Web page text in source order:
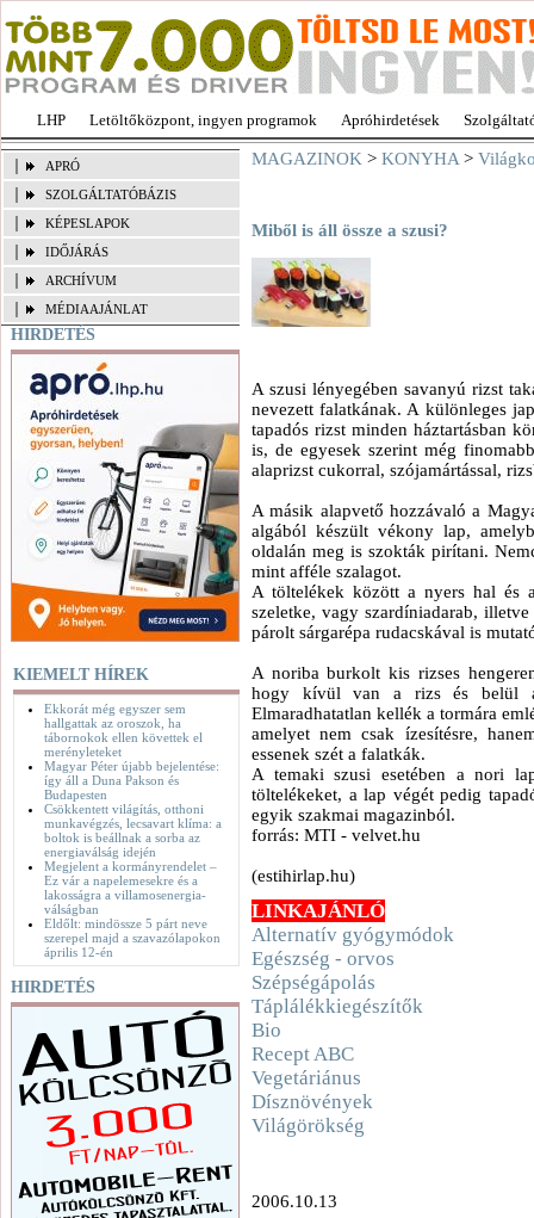
LHP Letöltőközpont, ingyen programok Apróhirdetések
APRÓ
SZOLGÁLTATÓBÁZIS
KÉPESLAPOK
IDŐJÁRÁS
ARCHÍVUM
MÉDIAAJÁNLAT
HIRDETÉS
KIEMELT HÍREK
Ekkorát még egyszer sem
hallgattak az oroszok, ha
tábornokok ellen követtek el
merényleteket
Magyar Péter újabb bejelentése:
így áll a Duna Pakson és
Budapesten
Csökkentett világítás, otthoni
munkavégzés, lecsavart klíma: a
boltok is beállnak a sorba az
energiaválság idején
Megjelent a kormányrendelet –
Ez vár a napelemesekre és a
lakosságra a villamosenergia-
válságban
Eldőlt: mindössze 5 párt neve
szerepel majd a szavazólapokon
április 12-én
HIRDETÉS
MAGAZINOK > KONYHA >
Miből is áll össze a szusi?
A szusi lényegében savanyú rizst
nevezett falatkának. A különleges
tapadós rizst minden háztartásban
is, de egyesek szerint még
alaprizst cukorral, szójamártással,
A másik alapvető hozzávaló a
algából készült vékony lap,
oldalán meg is szokták pirítani.
mint afféle szalagot.
A töltelékek között a nyers hal és
szeletke, vagy szardíniadarab,
párolt sárgarépa rudacskával is
A noriba burkolt kis rizses
hogy kívül van a rizs és belül a
Elmaradhatatlan kellék a tormára
amelyet nem csak ízesítésre,
essenek szét a falatkák.
A temaki szusi esetében a nori
töltelékeket, a lap végét pedig
egyik szakmai magazinból.
forrás: MTI - velvet.hu
(estihirlap.hu)
LINKAJÁNLÓ
Alternatív gyógymódok
Egészség - orvos
Szépségápolás
Táplálékkiegészítők
Bio
Recept ABC
Vegetáriánus
Dísznövények
Világörökség
2006.10.13